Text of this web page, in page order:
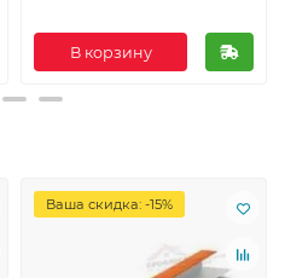
В корзину
Ваша скидка: -15%